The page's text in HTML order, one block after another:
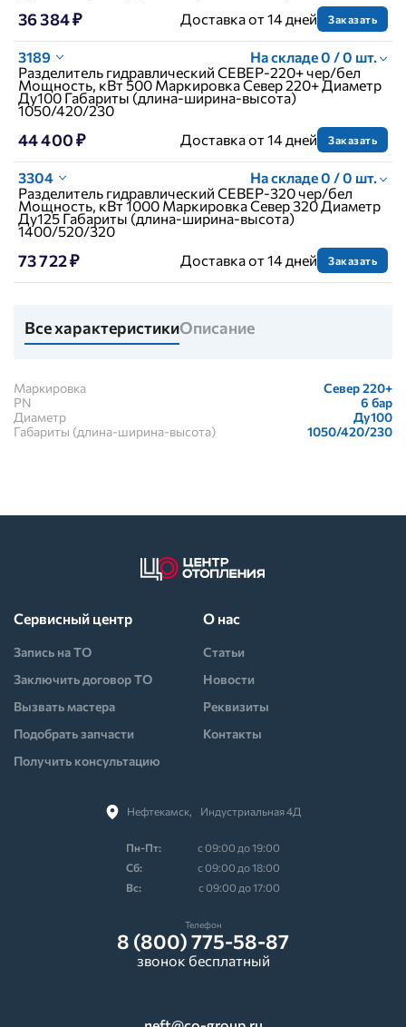
36 384 ₽ Доставка от 14 дней Заказать
3189
На складе 0 / 0 шт.
Разделитель гидравлический СЕВЕР-220+ чер/бел
Мощность, кВт 500 Маркировка Север 220+ Диаметр
Ду100 Габариты (длина-ширина-высота)
1050/420/230
44 400 ₽ Доставка от 14 дней Заказать
3304
На складе 0 / 0 шт.
Разделитель гидравлический СЕВЕР-320 чер/бел
Мощность, кВт 1000 Маркировка Север 320 Диаметр
Ду125 Габариты (длина-ширина-высота)
1400/520/320
73 722 ₽ Доставка от 14 дней Заказать
Все характеристикиОписание
Маркировка
Север 220+
PN
6 бар
Диаметр
Ду100
Габариты (длина-ширина-высота)
1050/420/230
Нефтекамск,⠀Индустриальная 4Д
Пн-Пт:
с 09:00 до 19:00
Cб:
с 09:00 до 18:00
Вс:
с 09:00 до 17:00
Сервисный центр
Запись на ТО
Заключить договор ТО
Вызвать мастера
Подобрать запчасти
Получить консультацию
О нас
Статьи
Новости
Реквизиты
Контакты
Телефон
8 (800) 775-58-87
звонок бесплатный